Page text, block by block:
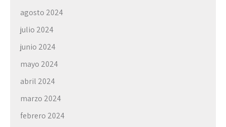
agosto 2024
julio 2024
junio 2024
mayo 2024
abril 2024
marzo 2024
febrero 2024